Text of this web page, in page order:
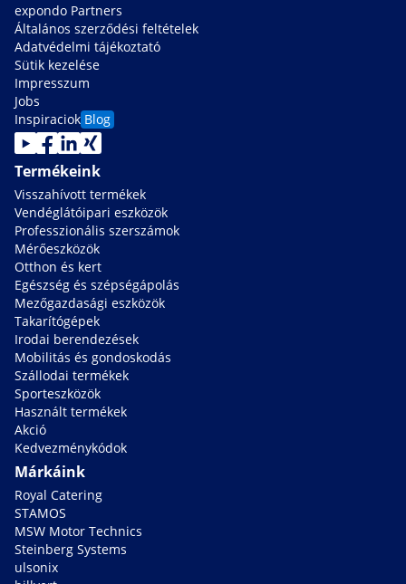
expondo Partners
Általános szerződési feltételek
Adatvédelmi tájékoztató
Sütik kezelése
Impresszum
Jobs
Inspiraciok Blog
Termékeink
Visszahívott termékek
Vendéglátóipari eszközök
Professzionális szerszámok
Mérőeszközök
Otthon és kert
Egészség és szépségápolás
Mezőgazdasági eszközök
Takarítógépek
Irodai berendezések
Mobilitás és gondoskodás
Szállodai termékek
Sporteszközök
Használt termékek
Akció
Kedvezménykódok
Márkáink
Royal Catering
STAMOS
MSW Motor Technics
Steinberg Systems
ulsonix